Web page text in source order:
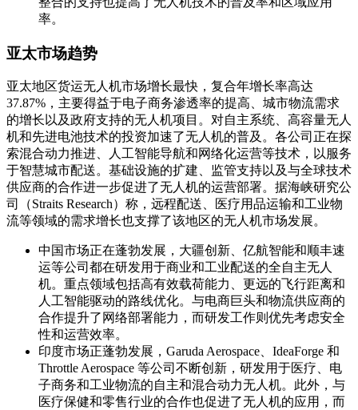
率。
亚太市场趋势
亚太地区货运无人机市场增长最快，复合年增长率高达
37.87%，主要得益于电子商务渗透率的提高、城市物流需求
的增长以及政府支持的无人机项目。对自主系统、高容量无人
机和先进电池技术的投资加速了无人机的普及。各公司正在探
索混合动力推进、人工智能导航和网络化运营等技术，以服务
于智慧城市配送。基础设施的扩建、监管支持以及与全球技术
供应商的合作进一步促进了无人机的运营部署。据海峡研究公
司（Straits Research）称，远程配送、医疗用品运输和工业物
流等领域的需求增长也支撑了该地区的无人机市场发展。
中国市场正在蓬勃发展，大疆创新、亿航智能和顺丰速
运等公司都在研发用于商业和工业配送的全自主无人
机。重点领域包括高有效载荷能力、更远的飞行距离和
人工智能驱动的路线优化。与电商巨头和物流供应商的
合作提升了网络部署能力，而研发工作则优先考虑安全
性和运营效率。
印度市场正蓬勃发展，Garuda Aerospace、IdeaForge 和
Throttle Aerospace 等公司不断创新，研发用于医疗、电
子商务和工业物流的自主和混合动力无人机。此外，与
医疗保健和零售行业的合作也促进了无人机的应用，而